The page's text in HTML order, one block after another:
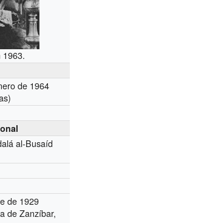
1963.
de 1964
al-Busaíd
de 1929
de Zanzíbar,